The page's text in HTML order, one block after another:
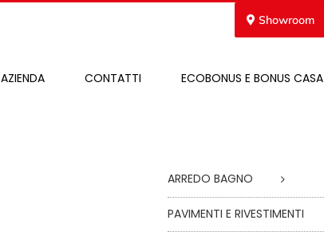
Showroom
AZIENDA CONTATTI ECOBONUS E BONUS CASA
ARREDO BAGNO
PAVIMENTI E RIVESTIMENTI